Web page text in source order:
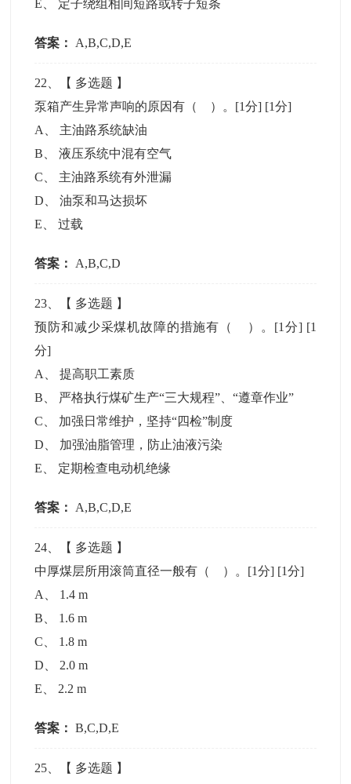
E 定子绕组相间短路或转子短条
答案： A,B,C,D,E
22 、【 多选题 】
泵箱产生异常声响的原因有（ ）。[1分] [1分]
A
主油路系统缺油
B 、液压系统中混有空气
C
主油路系统有外泄漏
D 、油泵和马达损坏
E 、过载
答案： A,B,C,D
23 、【 多选题 】
预防和减少采煤机故障的措施有（ ）。[1分] [1
分]
A
、提高职工素质
B
严格执行煤矿生产“三大规程”、“遵章作业”
C
加强日常维护，坚持“四检”制度
D
加强油脂管理，防止油液污染
E
定期检查电动机绝缘
答案： A,B,C,D,E
24 、【 多选题 】
中厚煤层所用滚筒直径一般有（ ）。[1分] [1分]
A
1.4 m
B
1.6 m
C
1.8 m
D
2.0 m
E
2.2 m
答案： B,C,D,E
25 、【 多选题 】